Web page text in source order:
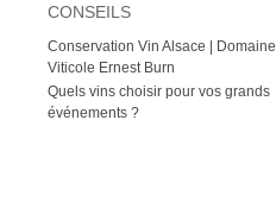
CONSEILS
Conservation Vin Alsace | Domaine
Viticole Ernest Burn
Quels vins choisir pour vos grands
événements ?